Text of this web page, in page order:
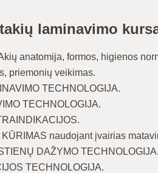
laminavimo
anatomija, formos, higienos
priemonių veikimas.
TECHNOLOGIJA.
TECHNOLOGIJA.
naudojant įvairias
DAŽYMO
TECHNOLOGIJA.